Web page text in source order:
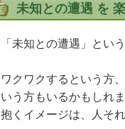
未知との遭遇 を
「未知との遭遇」とい
ワクワクするという方
いう方もいるかもしれ
抱くイメージは、人そ